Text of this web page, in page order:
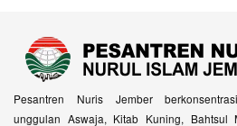
Pesantren Nuris Jember
unggulan Aswaja, Kitab Kuning, Bahtsul